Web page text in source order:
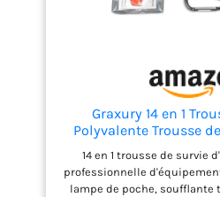
randonnée, la chasse, la
Graxury 14 en 1
Polyvalente Trousse
pour Les Sports de
l'alpinisme, Les Pierres
et
14 en 1 trousse de survie
professionnelle
lampe de poche,